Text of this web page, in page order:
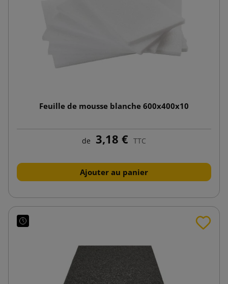
Feuille de mousse blanche 600x400x10
de 3,18 € TTC
Ajouter au panier